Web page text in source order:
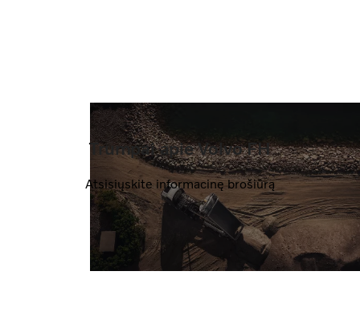
Trumpai apie Volvo FH
Atsisiųskite informacinę brošiūrą